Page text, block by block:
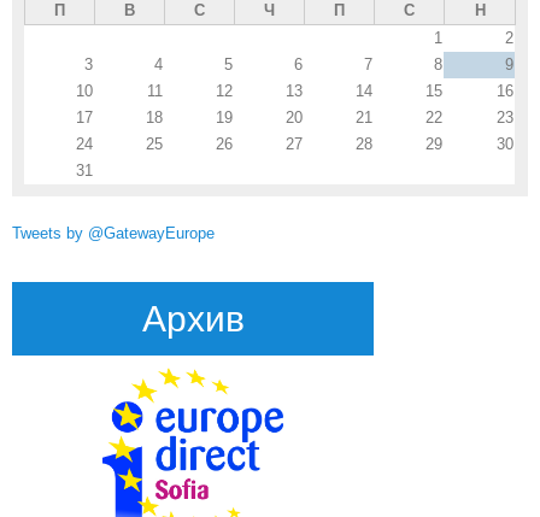
П В С Ч П С
Н
1
2
3
4 5 6 7 8
9
10
11 12 13 14 15
16
17
18 19 20 21 22
23
24
25 26 27 28 29
30
31
Tweets by @GatewayEurope
Архив